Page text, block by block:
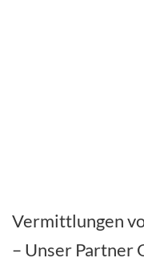
Vermittlungen
– Unser Partner